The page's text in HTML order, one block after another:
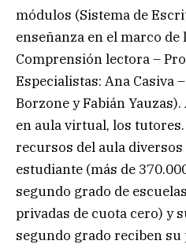
módulos (Sistema de
enseñanza en el marco
Comprensión lectora –
Especialistas: Ana Casiva
Borzone y Fabián
en aula virtual, los
recursos del aula diversos
estudiante (más de
segundo grado de
privadas de cuota cero) y
segundo grado reciben